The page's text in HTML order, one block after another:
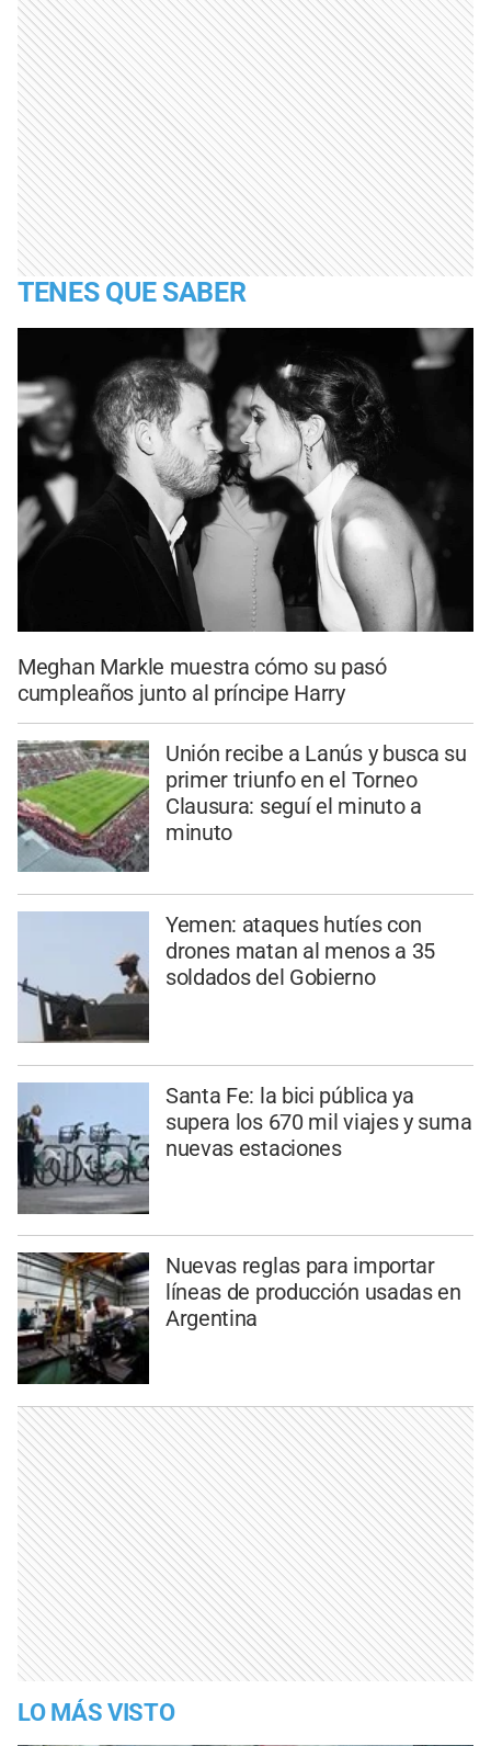
TENES QUE SABER
Meghan Markle muestra cómo su pasó
cumpleaños junto al príncipe Harry
Unión recibe a Lanús y busca su
primer triunfo en el Torneo
Clausura: seguí el minuto a
minuto
Yemen: ataques hutíes con
drones matan al menos a 35
soldados del Gobierno
Santa Fe: la bici pública ya
supera los 670 mil viajes y suma
nuevas estaciones
Nuevas reglas para importar
líneas de producción usadas en
Argentina
LO MÁS VISTO